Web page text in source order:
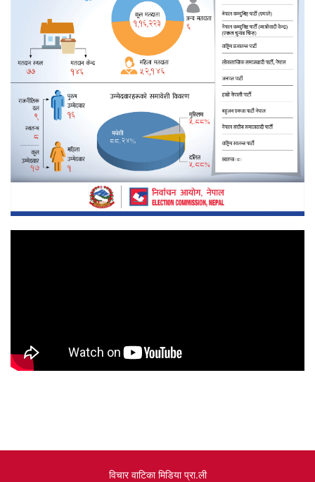
विचार वाटिका मिडिया प्रा.ली